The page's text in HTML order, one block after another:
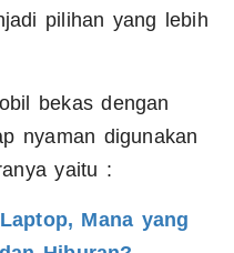
pilihan yang lebih
bekas dengan
nyaman digunakan
yaitu :
Mana yang